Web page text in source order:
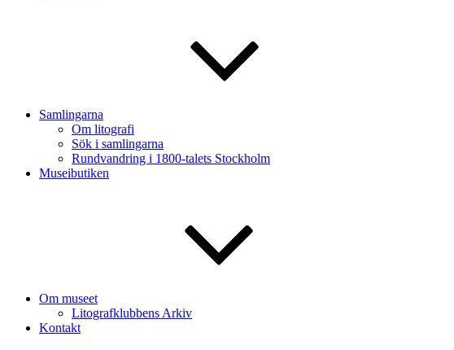
Samlingarna
Om litografi
Sök i samlingarna
Rundvandring i 1800-talets Stockholm
Museibutiken
Om museet
Litografklubbens Arkiv
Kontakt